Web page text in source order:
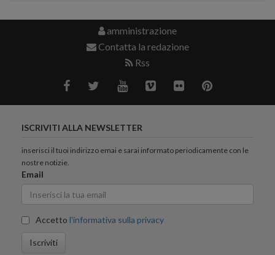
amministrazione
Contatta la redazione
Rss
ISCRIVITI ALLA NEWSLETTER
inserisci il tuoi indirizzo emai e sarai informato periodicamente con le
nostre notizie.
Email
Accetto l'informativa sulla privacy
Iscriviti